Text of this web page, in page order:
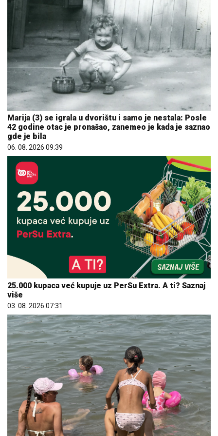
Marija (3) se igrala u dvorištu i samo je nestala: Posle
42 godine otac je pronašao, zanemeo je kada je saznao
gde je bila
06. 08. 2026 09:39
25.000 kupaca već kupuje uz PerSu Extra. A ti? Saznaj
više
03. 08. 2026 07:31